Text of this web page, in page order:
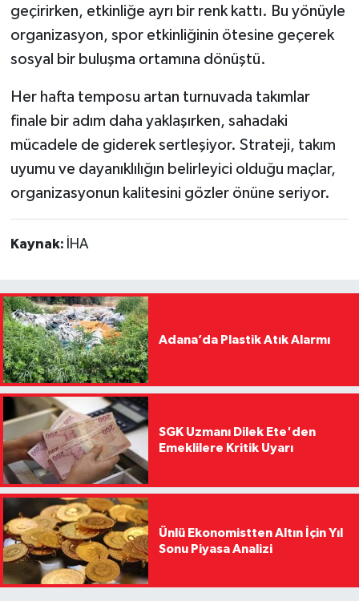
geçirirken, etkinliğe ayrı bir renk kattı. Bu yönüyle
organizasyon, spor etkinliğinin ötesine geçerek
sosyal bir buluşma ortamına dönüştü.
Her hafta temposu artan turnuvada takımlar
finale bir adım daha yaklaşırken, sahadaki
mücadele de giderek sertleşiyor. Strateji, takım
uyumu ve dayanıklılığın belirleyici olduğu maçlar,
organizasyonun kalitesini gözler önüne seriyor.
Kaynak: İHA
Adana’da Plastik Atık Alarmı
SGK Uzmanı Dilek Ete'den
Emeklilere Kritik Uyarı
Ünlü Ekonomistten Altın İçin Yıl
Sonu Piyasa Analizi